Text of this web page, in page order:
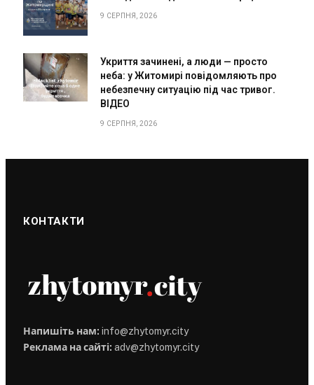
9 СЕРПНЯ, 2026
Укриття зачинені, а люди — просто
неба: у Житомирі повідомляють про
небезпечну ситуацію під час тривог.
ВІДЕО
9 СЕРПНЯ, 2026
КОНТАКТИ
Напишіть нам: info@zhytomyr.city
Реклама на сайті: adv@zhytomyr.city